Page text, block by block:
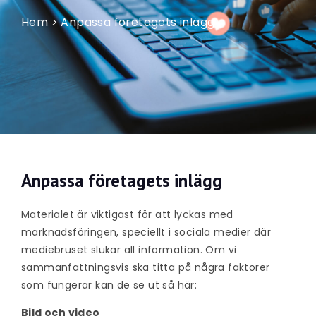
Hem > Anpassa företagets inlägg
Anpassa företagets inlägg
Materialet är viktigast för att lyckas med
marknadsföringen, speciellt i sociala medier där
mediebruset slukar all information. Om vi
sammanfattningsvis ska titta på några faktorer
som fungerar kan de se ut så här:
Bild och video